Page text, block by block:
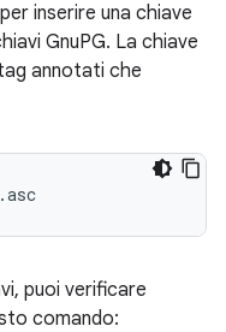
inserire una chiave
GnuPG. La chiave
annotati che
puoi verificare
comando: